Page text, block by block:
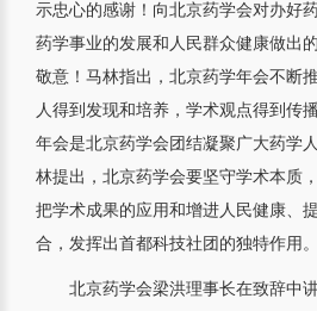
示忠心的感谢！向北京药学会对办好
药学事业的发展和人民群众健康做出
敬意！马林指出，北京药学年会不断
人得到发现和培养，学术观点得到传
年会是北京药学会团结凝聚广大药学
林提出，北京药学会要坚守学术本质
把学术成果的应用和增进人民健康、
合，发挥出首都科技社团的独特作用。
北京药学会梁洪理事长在致辞中